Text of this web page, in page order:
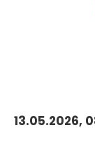
13.05.2026,